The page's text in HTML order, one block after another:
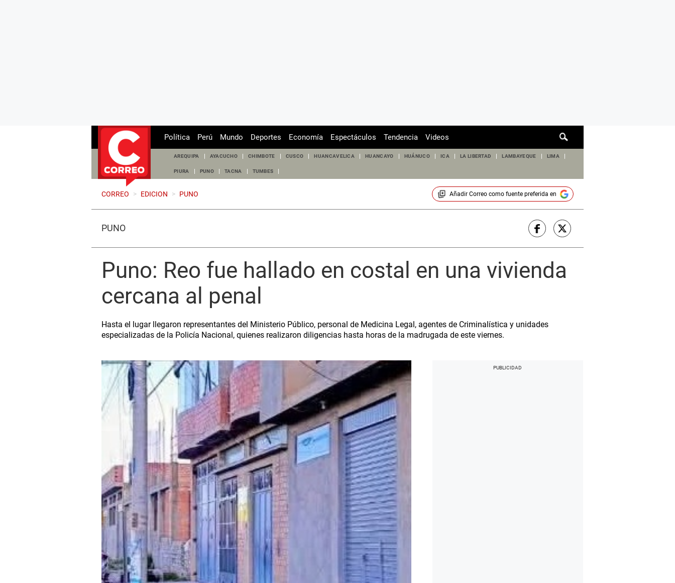
de
Política Perú Mundo Deportes Economía Espectáculos Tendencia Videos
AREQUIPA AYACUCHO CHIMBOTE CUSCO HUANCAVELICA HUANCAYO HUÁNUCO ICA LA LIBERTAD LAMBAYEQUE LIMA
PIURA PUNO TACNA TUMBES
CORREO > EDICION > PUNO Añadir Correocomo fuente preferida en
PUNO
Puno: Reo fue hallado en costal en una vivienda
cercana al penal
Hasta el lugar llegaron representantes del Ministerio Público, personal de Medicina Legal, agentes de Criminalística y unidades
especializadas de la Policía Nacional, quienes realizaron diligencias hasta horas de la madrugada de este viernes.